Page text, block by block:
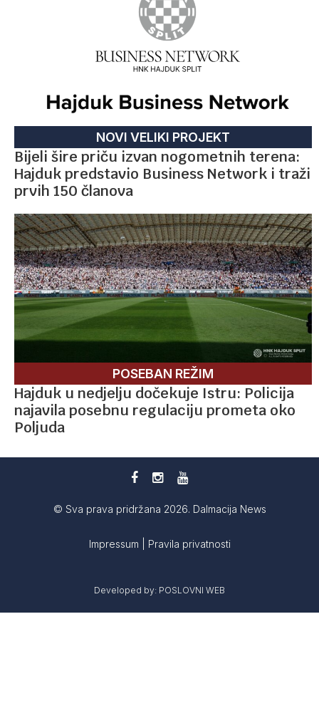
NOVI VELIKI PROJEKT
Bijeli šire priču izvan nogometnih terena:
Hajduk predstavio Business Network i traži
prvih 150 članova
POSEBAN REŽIM
Hajduk u nedjelju dočekuje Istru: Policija
najavila posebnu regulaciju prometa oko
Poljuda
© Sva prava pridržana 2026. Dalmacija News
Impressum Pravila privatnosti
Developed by: POSLOVNI WEB